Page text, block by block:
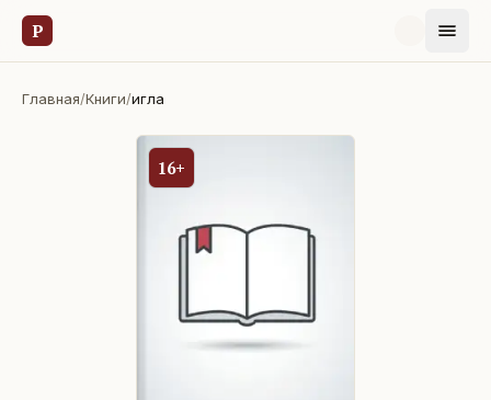
Р
Главная/Книги/игла
16+